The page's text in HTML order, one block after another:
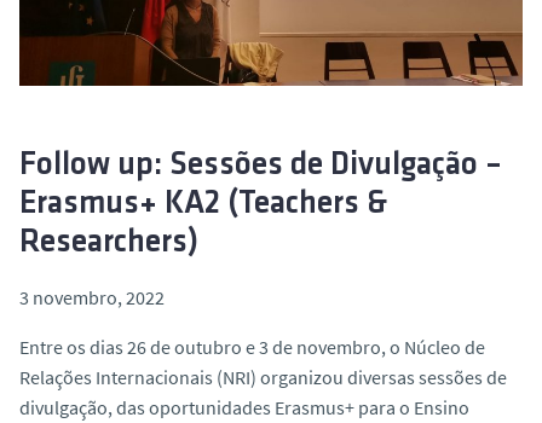
Follow up: Sessões de Divulgação –
Erasmus+ KA2 (Teachers &
Researchers)
3 novembro, 2022
Entre os dias 26 de outubro e 3 de novembro, o Núcleo de
Relações Internacionais (NRI) organizou diversas sessões de
divulgação, das oportunidades Erasmus+ para o Ensino